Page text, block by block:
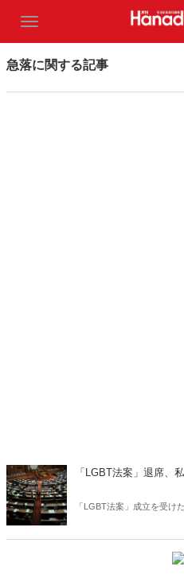
急落に関する記事
「LGBT法案」退席、
「LGBT法案」成立を受け